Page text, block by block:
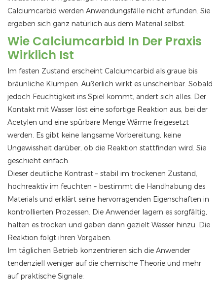
Calciumcarbid werden Anwendungsfälle nicht erfunden. Sie
ergeben sich ganz natürlich aus dem Material selbst.
Wie Calciumcarbid In Der Praxis
Wirklich Ist
Im festen Zustand erscheint Calciumcarbid als graue bis
bräunliche Klumpen. Äußerlich wirkt es unscheinbar. Sobald
jedoch Feuchtigkeit ins Spiel kommt, ändert sich alles. Der
Kontakt mit Wasser löst eine sofortige Reaktion aus, bei der
Acetylen und eine spürbare Menge Wärme freigesetzt
werden. Es gibt keine langsame Vorbereitung, keine
Ungewissheit darüber, ob die Reaktion stattfinden wird. Sie
geschieht einfach.
Dieser deutliche Kontrast – stabil im trockenen Zustand,
hochreaktiv im feuchten – bestimmt die Handhabung des
Materials und erklärt seine hervorragenden Eigenschaften in
kontrollierten Prozessen. Die Anwender lagern es sorgfältig,
halten es trocken und geben dann gezielt Wasser hinzu. Die
Reaktion folgt ihren Vorgaben.
Im täglichen Betrieb konzentrieren sich die Anwender
tendenziell weniger auf die chemische Theorie und mehr
auf praktische Signale: